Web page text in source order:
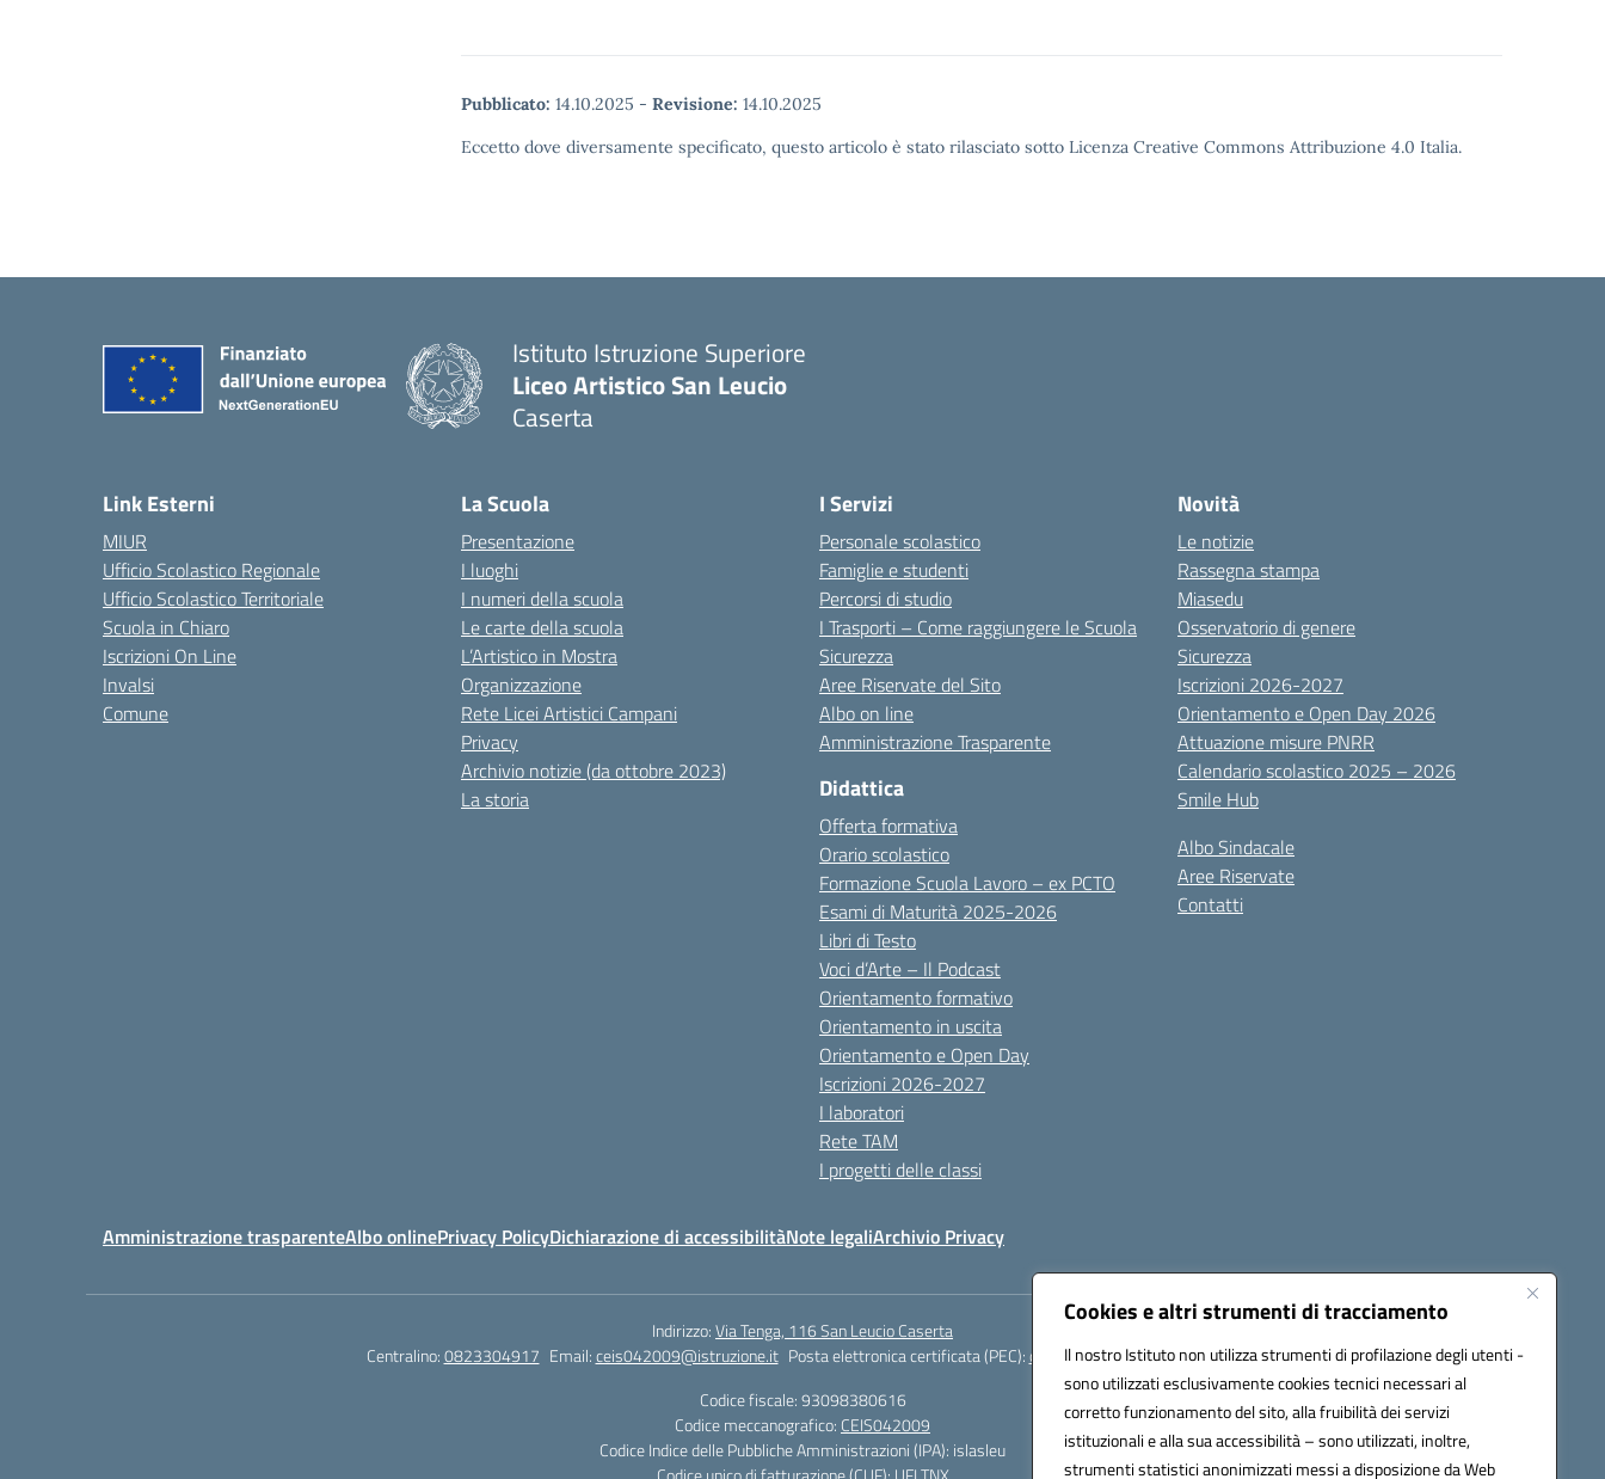
Cookies e altri strumenti di tracciamento
Il nostro Istituto non utilizza strumenti di profilazione degli utenti -
sono utilizzati esclusivamente cookies tecnici necessari al
corretto funzionamento del sito, alla fruibilità dei servizi
istituzionali e alla sua accessibilità – sono utilizzati, inoltre,
strumenti statistici anonimizzati messi a disposizione da Web
Pubblicato: 14.10.2025 - Revisione: 14.10.2025
Eccetto dove diversamente specificato, questo articolo è stato rilasciato sotto Licenza Creative Commons Attribuzione 4.0 Italia.
Istituto Istruzione Superiore
Liceo Artistico San Leucio
Caserta
Link Esterni
MIUR
Ufficio Scolastico Regionale
Ufficio Scolastico Territoriale
Scuola in Chiaro
Iscrizioni On Line
Invalsi
Comune
La Scuola
Presentazione
I luoghi
I numeri della scuola
Le carte della scuola
L’Artistico in Mostra
Organizzazione
Rete Licei Artistici Campani
Privacy
Archivio notizie (da ottobre 2023)
La storia
I Servizi
Personale scolastico
Famiglie e studenti
Percorsi di studio
I Trasporti – Come raggiungere le Scuola
Sicurezza
Aree Riservate del Sito
Albo on line
Amministrazione Trasparente
Didattica
Offerta formativa
Orario scolastico
Formazione Scuola Lavoro – ex PCTO
Esami di Maturità 2025-2026
Libri di Testo
Voci d’Arte – Il Podcast
Orientamento formativo
Orientamento in uscita
Orientamento e Open Day
Iscrizioni 2026-2027
I laboratori
Rete TAM
I progetti delle classi
Novità
Le notizie
Rassegna stampa
Miasedu
Osservatorio di genere
Sicurezza
Iscrizioni 2026-2027
Orientamento e Open Day 2026
Attuazione misure PNRR
Calendario scolastico 2025 – 2026
Smile Hub
Albo Sindacale
Aree Riservate
Contatti
Amministrazione trasparenteAlbo onlinePrivacy PolicyDichiarazione di accessibilitàNote legaliArchivio Privacy
Indirizzo:Via Tenga, 116 San Leucio Caserta
Centralino:0823304917 Email:ceis042009@istruzione.it Posta elettronica certificata (PEC):ceis042009@pec.istruzione.it
Codice fiscale: 93098380616
Codice meccanografico: CEIS042009
Codice Indice delle Pubbliche Amministrazioni (IPA): islasleu